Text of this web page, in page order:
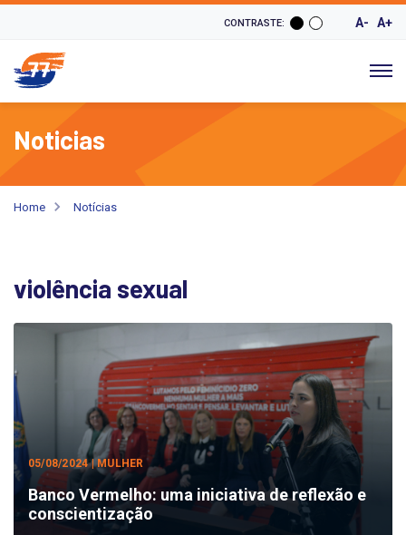
CONTRASTE: A- A+
Noticias
Home Notícias
violência sexual
05/08/2024 | MULHER
Banco Vermelho: uma iniciativa de reflexão e
conscientização